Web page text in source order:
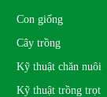
Con giống
Cây trồng
Kỹ thuật chăn nuôi
Kỹ thuật trồng trọt